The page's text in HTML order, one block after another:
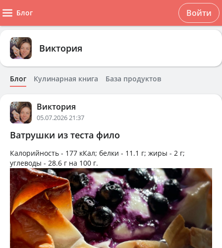
Блог Войти
Виктория
Блог Кулинарная книга База продуктов
Виктория
05.07.2026 21:37
Ватрушки из теста фило
Калорийность - 177 кКал; белки - 11.1 г; жиры - 2 г;
углеводы - 28.6 г на 100 г.